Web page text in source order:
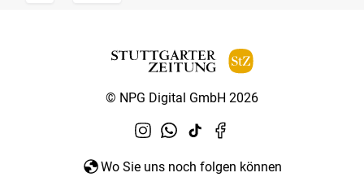
© NPG Digital GmbH 2026
Wo Sie uns noch folgen können